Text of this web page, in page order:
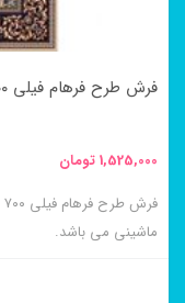
صفحه
انتخاب
شوند
فرش طرح فرهام فیلی ۷۰۰ شانه کاشان
1,525,000تومان
ماشینی می باشد.